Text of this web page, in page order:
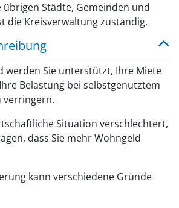
Städte, Gemeinden und
die Kreisverwaltung zuständig.
werden Sie unterstützt, Ihre Miete
Belastung bei selbstgenutztem
verringern.
Situation verschlechtert,
dass Sie mehr Wohngeld
kann verschiedene Gründe